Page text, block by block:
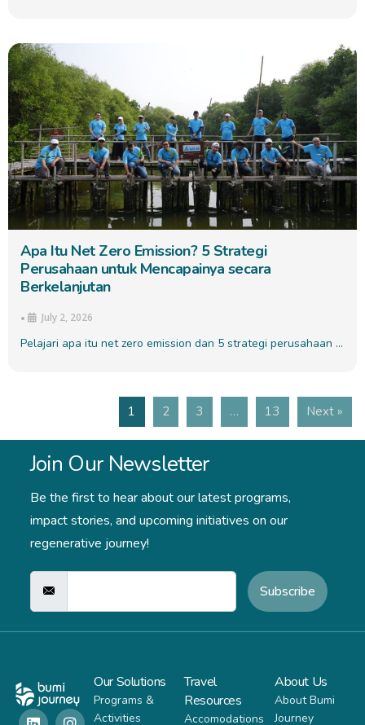
Apa Itu Net Zero Emission? 5 Strategi
Perusahaan untuk Mencapainya secara
Berkelanjutan
• July 2, 2026
Pelajari apa itu net zero emission dan 5 strategi perusahaan …
1 2 3 … 13 Next »
Join Our Newsletter
Be the first to hear about our latest programs,
impact stories, and upcoming initiatives on our
regenerative journey!
Subscribe
Our Solutions
Programs &
Activities
Travel
Resources
Accomodations
About Us
About Bumi
Journey